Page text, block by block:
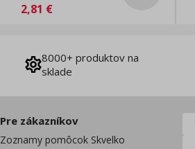
2,81 €
8000+ produktov na
sklade
Pre zákazníkov
Zoznamy pomôcok Skvelko